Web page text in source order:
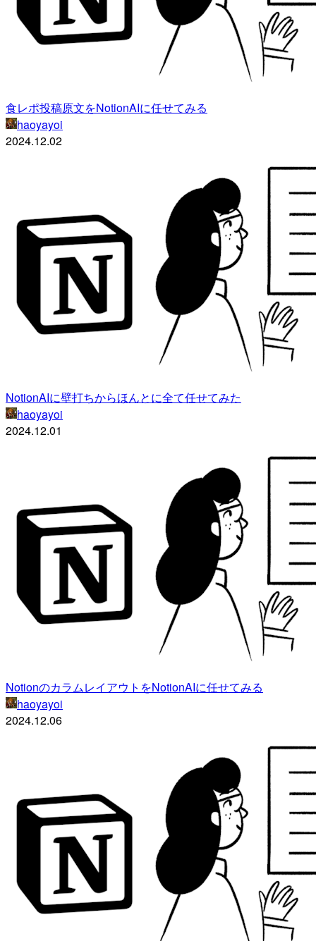
食レポ投稿原文をNotionAIに任せてみる
haoyayoi
2024.12.02
NotionAIに壁打ちからほんとに全て任せてみた
haoyayoi
2024.12.01
NotionのカラムレイアウトをNotionAIに任せてみる
haoyayoi
2024.12.06